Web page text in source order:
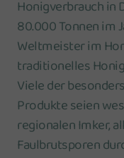
Honigverbrauch in
80.000 Tonnen im
Weltmeister im
traditionelles
Viele der
Produkte seien
regionalen Imker,
Faulbrutsporen